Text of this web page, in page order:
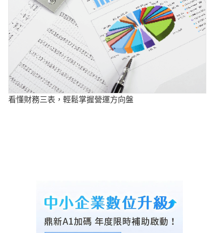
看懂財務三表，輕鬆掌握營運方向盤